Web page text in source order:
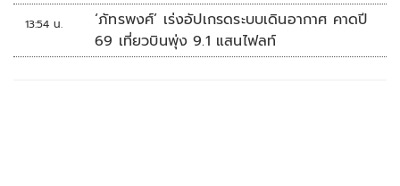
13:54 น.
‘ภัทรพงศ์’ เร่งอัปเกรดระบบเดินอากาศ คาดปี
69 เที่ยวบินพุ่ง 9.1 แสนไฟลท์